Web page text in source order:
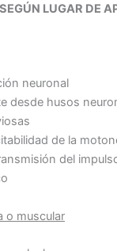
LUGAR DE
neuronal
desde husos
de la
del
o muscular